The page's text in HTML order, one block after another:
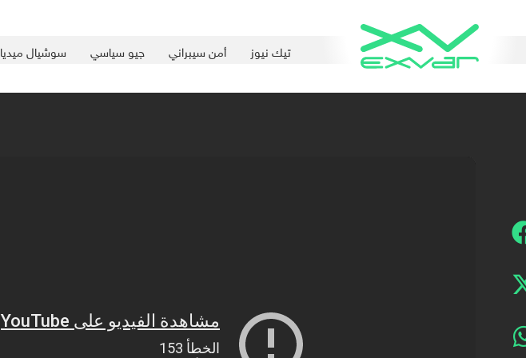
تيك نيوز أمن سيبراني جيو سياسي سوشيال ميديا